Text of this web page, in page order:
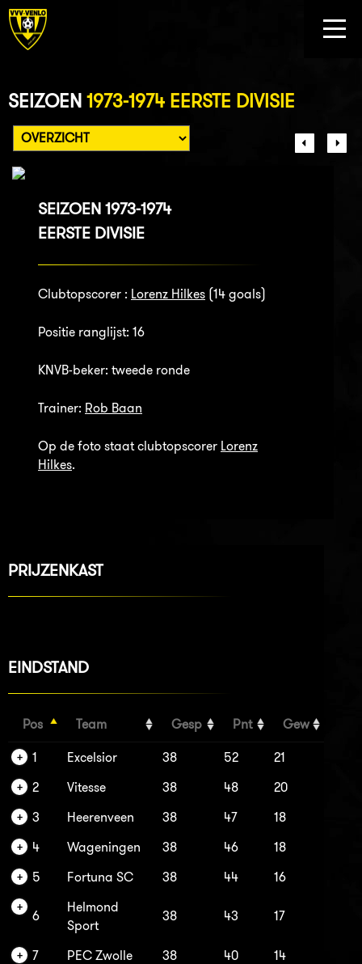
SEIZOEN 1973-1974 EERSTE DIVISIE
SEIZOEN 1973-1974
EERSTE DIVISIE
Clubtopscorer : Lorenz Hilkes (14 goals)
Positie ranglijst: 16
KNVB-beker: tweede ronde
Trainer: Rob Baan
Op de foto staat clubtopscorer Lorenz
Hilkes.
PRIJZENKAST
EINDSTAND
Pos Team Gesp Pnt Gew
1 Excelsior 38 52
21
2
Vitesse 38 48
20
3
Heerenveen 38 47
18
4
Wageningen 38 46
18
5
Fortuna SC 38 44 16
6
Helmond
Sport
38 43 17
7 PEC Zwolle 38 40
14